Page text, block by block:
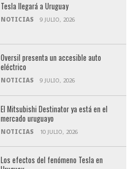
Tesla llegará a Uruguay
NOTICIAS 9 JULIO, 2026
Oversil presenta un accesible auto
eléctrico
NOTICIAS 9 JULIO, 2026
El Mitsubishi Destinator ya está en el
mercado uruguayo
NOTICIAS 10 JULIO, 2026
Los efectos del fenómeno Tesla en